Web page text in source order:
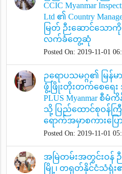
CCIC Myanmar
Ltd ၏ Country
မြတ် ဉီးဆောင်သေ
လက်ခံတွေ့ဆုံ
Posted On: 2019-11-01
ဉရောပသမဂ္ဂ၏ မြ
ဖွံ့ဖြိုးတိုးတက်စေရေ
PLUS Myanmar စီ
သို့ ပြည်ထောင်စုဝန်က
ရောက်အမှာစကားပြော
Posted On: 2019-11-01
အမြဲတမ်းအတွင်းဝန်
မြို့၊ တရုတ်နိုင်ငံသံရုံး၏